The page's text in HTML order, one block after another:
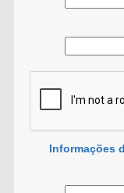
Informações